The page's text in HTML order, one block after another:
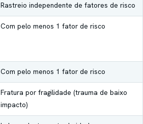
Rastreio independente de fatores de risco
Com pelo menos 1 fator de risco
Com pelo menos 1 fator de risco
Fratura por fragilidade (trauma de baixo
impacto)